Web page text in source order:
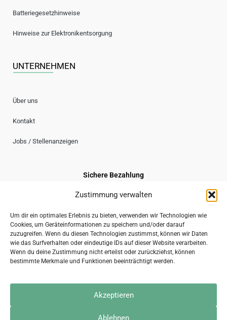
Zustimmung verwalten
Um dir ein optimales Erlebnis zu bieten, verwenden wir Technologien wie
Cookies, um Geräteinformationen zu speichern und/oder darauf
zuzugreifen. Wenn du diesen Technologien zustimmst, können wir Daten
wie das Surfverhalten oder eindeutige IDs auf dieser Website verarbeiten.
Wenn du deine Zustimmung nicht erteilst oder zurückziehst, können
bestimmte Merkmale und Funktionen beeinträchtigt werden.
Akzeptieren
Ablehnen
Batteriegesetzhinweise
Hinweise zur Elektronikentsorgung
UNTERNEHMEN
Über uns
Kontakt
Jobs / Stellenanzeigen
Sichere Bezahlung
Sicherer Versand
AGB Datenschutzerklärung
* Alle Preise inkl. der gesetzl. MwSt.